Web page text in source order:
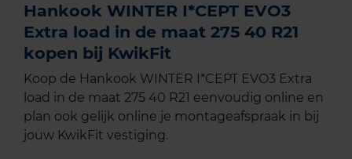
Hankook WINTER I*CEPT EVO3
Extra load in de maat 275 40 R21
kopen bij KwikFit
Koop de Hankook WINTER I*CEPT EVO3 Extra
load in de maat 275 40 R21 eenvoudig online en
plan ook gelijk online je montageafspraak in bij
jouw KwikFit vestiging.